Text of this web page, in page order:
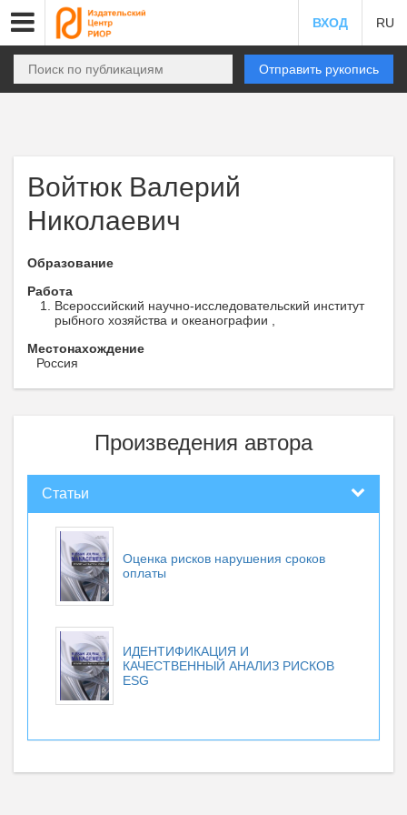
ВХОД RU
Отправить рукопись
Войтюк Валерий
Николаевич
Образование
Работа
Всероссийский научно-исследовательский институт
рыбного хозяйства и океанографии ,
Местонахождение
Россия
Произведения автора
Статьи
Оценка рисков нарушения сроков
оплаты
ИДЕНТИФИКАЦИЯ И
КАЧЕСТВЕННЫЙ АНАЛИЗ РИСКОВ
ESG